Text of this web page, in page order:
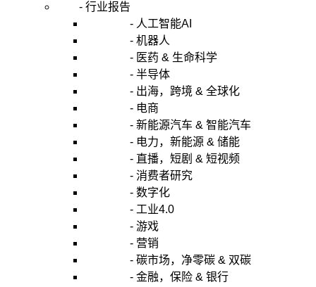
- 行业报告
- 人工智能AI
- 机器人
- 医药 & 生命科学
- 半导体
- 出海，跨境 & 全球化
- 电商
- 新能源汽车 & 智能汽车
- 电力，新能源 & 储能
- 直播，短剧 & 短视频
- 消费者研究
- 数字化
- 工业4.0
- 游戏
- 营销
- 碳市场，净零碳 & 双碳
- 金融，保险 & 银行